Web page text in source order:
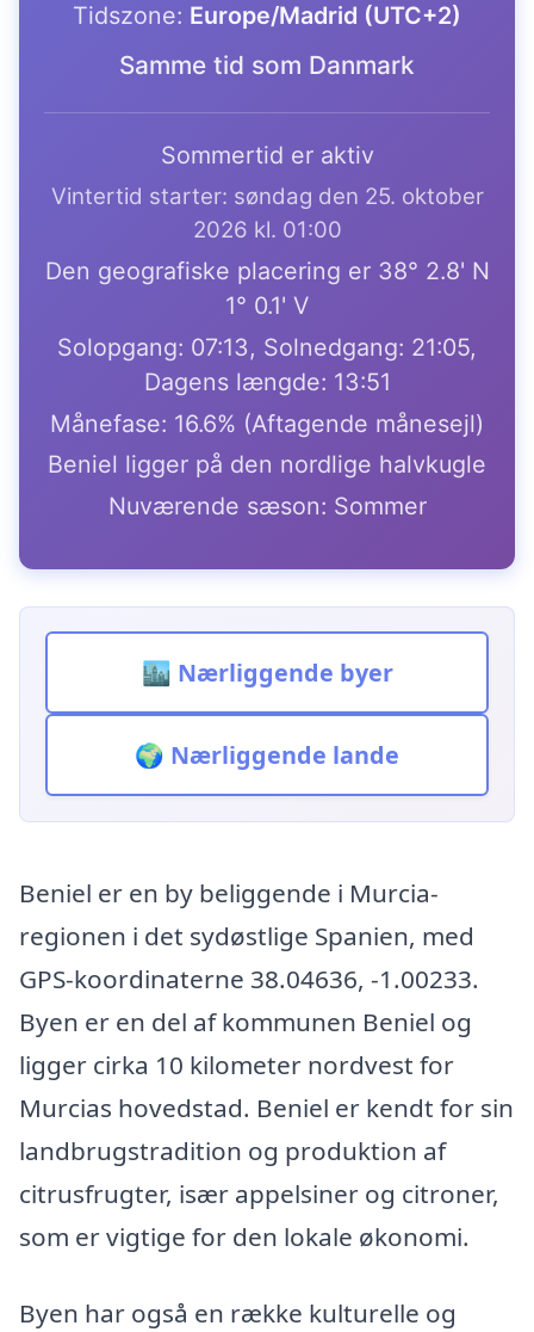
Tidszone: Europe/Madrid (UTC+2)
Samme tid som Danmark
Sommertid er aktiv
Vintertid starter: søndag den 25. oktober
2026 kl. 01:00
Den geografiske placering er 38° 2.8' N
1° 0.1' V
Solopgang: 07:13, Solnedgang: 21:05,
Dagens længde: 13:51
Månefase: 16.6% (Aftagende månesejl)
Beniel ligger på den nordlige halvkugle
Nuværende sæson: Sommer
🏙️ Nærliggende byer
🌍 Nærliggende lande
Beniel er en by beliggende i Murcia-
regionen i det sydøstlige Spanien, med
GPS-koordinaterne 38.04636, -1.00233.
Byen er en del af kommunen Beniel og
ligger cirka 10 kilometer nordvest for
Murcias hovedstad. Beniel er kendt for sin
landbrugstradition og produktion af
citrusfrugter, især appelsiner og citroner,
som er vigtige for den lokale økonomi.
Byen har også en række kulturelle og